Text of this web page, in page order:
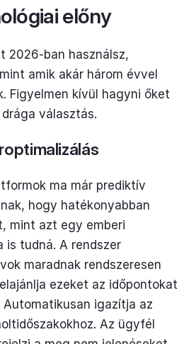
előny
2026-ban használsz,
amik akár három évvel
Figyelmen kívül hagyni őket
választás.
ma már prediktív
hogy hatékonyabban
mint azt egy emberi
is tudná. A rendszer
maradnak rendszeresen
ezeket az időpontokat
igazítja az
Az ügyfél